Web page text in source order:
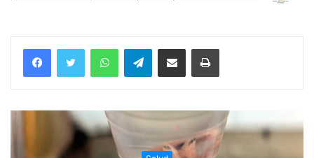
WhatsAppTelegramCompartir vía email Imprimir